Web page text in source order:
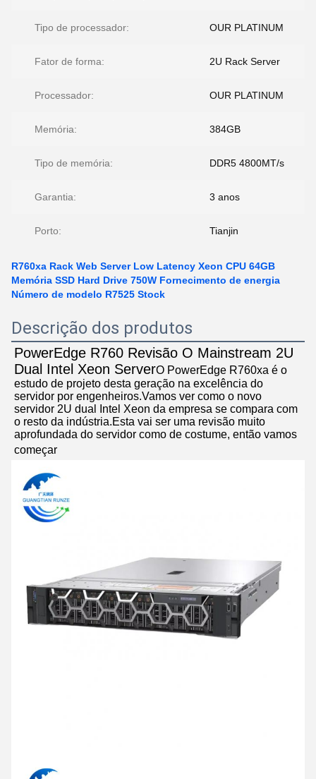
Tipo de processador: OUR PLATINUM
Fator de forma: 2U Rack Server
Processador: OUR PLATINUM
Memória: 384GB
Tipo de memória: DDR5 4800MT/s
Garantia: 3 anos
Porto: Tianjin
R760xa Rack Web Server Low Latency Xeon CPU 64GB
Memória SSD Hard Drive 750W Fornecimento de energia
Número de modelo R7525 Stock
Descrição dos produtos
PowerEdge R760 Revisão O Mainstream 2U
Dual Intel Xeon ServerO PowerEdge R760xa é o
estudo de projeto desta geração na excelência do
servidor por engenheiros.Vamos ver como o novo
servidor 2U dual Intel Xeon da empresa se compara com
o resto da indústria.Esta vai ser uma revisão muito
aprofundada do servidor como de costume, então vamos
começar